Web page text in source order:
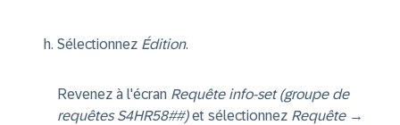
Sélectionnez Édition.
Revenez à l'écran Requête info-set (groupe de
requêtes S4HR58##)et sélectionnez Requête→